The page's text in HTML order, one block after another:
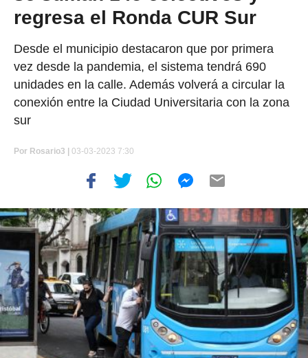
regresa el Ronda CUR Sur
Desde el municipio destacaron que por primera
vez desde la pandemia, el sistema tendrá 690
unidades en la calle. Además volverá a circular la
conexión entre la Ciudad Universitaria con la zona
sur
Por Rosario3 | 03-03-2023 7:30